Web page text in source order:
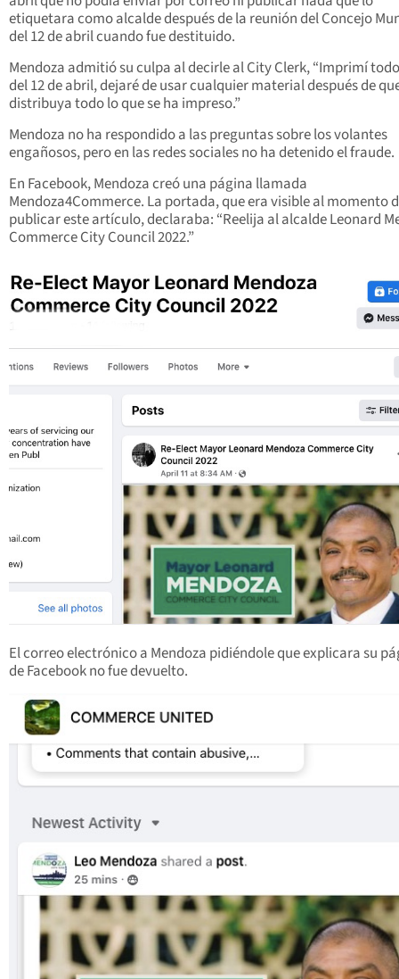
etiquetara como alcalde después de la reunión del Concejo
del 12 de abril cuando fue destituido.
Mendoza admitió su culpa al decirle al City Clerk, “Imprimí
del 12 de abril, dejaré de usar cualquier material después de
distribuya todo lo que se ha impreso.”
Mendoza no ha respondido a las preguntas sobre los volantes
engañosos, pero en las redes sociales no ha detenido el fraude.
En Facebook, Mendoza creó una página llamada
Mendoza4Commerce. La portada, que era visible al momento
publicar este artículo, declaraba: “Reelija al alcalde Leonard
Commerce City Council 2022.”
El correo electrónico a Mendoza pidiéndole que explicara su
de Facebook no fue devuelto.